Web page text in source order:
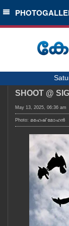
SECTIONS
HOME
NOTIFIED NEWS
KERALA
LOCAL
OBITUARY
NEWS 360
SHOOT @
May 13, 2025, 06:36 am
Photo: മഹേഷ് മോഹൻ